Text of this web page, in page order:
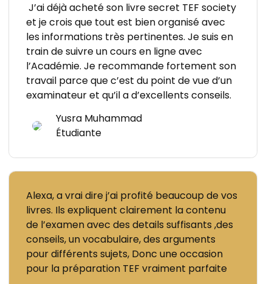
J’ai déjà acheté son livre secret TEF society
et je crois que tout est bien organisé avec
les informations très pertinentes. Je suis en
train de suivre un cours en ligne avec
l’Académie. Je recommande fortement son
travail parce que c’est du point de vue d’un
examinateur et qu’il a d’excellents conseils.
Yusra Muhammad
Étudiante
Alexa, a vrai dire j’ai profité beaucoup de vos
livres. Ils expliquent clairement la contenu
de l’examen avec des details suffisants ,des
conseils, un vocabulaire, des arguments
pour différents sujets, Donc une occasion
pour la préparation TEF vraiment parfaite